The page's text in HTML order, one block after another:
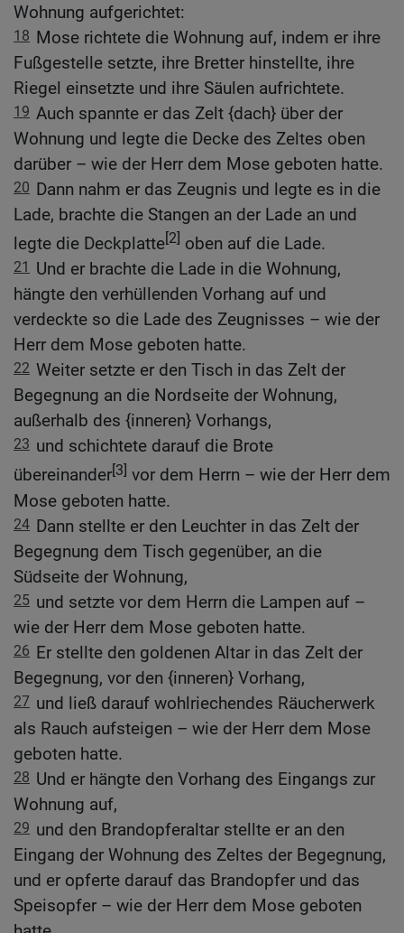
Wohnung aufgerichtet:
18 Mose richtete die Wohnung auf, indem er ihre
Fußgestelle setzte, ihre Bretter hinstellte, ihre
Riegel einsetzte und ihre Säulen aufrichtete.
19 Auch spannte er das Zelt {dach} über der
Wohnung und legte die Decke des Zeltes oben
darüber – wie der Herr dem Mose geboten hatte.
20 Dann nahm er das Zeugnis und legte es in die
Lade, brachte die Stangen an der Lade an und
legte die Deckplatte[2] oben auf die Lade.
21
Und er brachte die Lade in die Wohnung,
hängte den verhüllenden Vorhang auf und
verdeckte so die Lade des Zeugnisses – wie der
Herr dem Mose geboten hatte.
22 Weiter setzte er den Tisch in das Zelt der
Begegnung an die Nordseite der Wohnung,
außerhalb des {inneren} Vorhangs,
23 und schichtete darauf die Brote
übereinander[3] vor dem Herrn – wie der Herr dem
Mose geboten hatte.
24 Dann stellte er den Leuchter in das Zelt der
Begegnung dem Tisch gegenüber, an die
Südseite der Wohnung,
25 und setzte vor dem Herrn die Lampen auf –
wie der Herr dem Mose geboten hatte.
26 Er stellte den goldenen Altar in das Zelt der
Begegnung, vor den {inneren} Vorhang,
27 und ließ darauf wohlriechendes Räucherwerk
als Rauch aufsteigen – wie der Herr dem Mose
geboten hatte.
28 Und er hängte den Vorhang des Eingangs zur
Wohnung auf,
29 und den Brandopferaltar stellte er an den
Eingang der Wohnung des Zeltes der Begegnung,
und er opferte darauf das Brandopfer und das
Speisopfer – wie der Herr dem Mose geboten